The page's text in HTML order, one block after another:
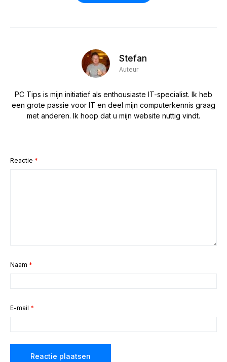
Stefan
Auteur
PC Tips is mijn initiatief als enthousiaste IT-specialist. Ik heb
een grote passie voor IT en deel mijn computerkennis graag
met anderen. Ik hoop dat u mijn website nuttig vindt.
Reactie *
Naam *
E-mail *